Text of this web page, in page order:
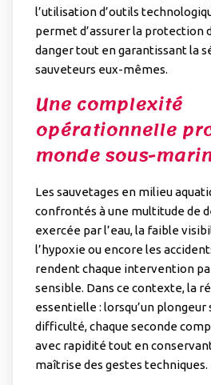
l’utilisation d’outils
permet d’assurer la protection
danger tout en garantissant la
sauveteurs eux-mêmes.
Une complexité
opérationnelle
monde sous-
Les sauvetages en milieu
confrontés à une multitude de
exercée par l’eau, la faible
l’hypoxie ou encore les
rendent chaque intervention
sensible. Dans ce contexte, la
essentielle : lorsqu’un plongeur
difficulté, chaque seconde
avec rapidité tout en
maîtrise des gestes techniques.